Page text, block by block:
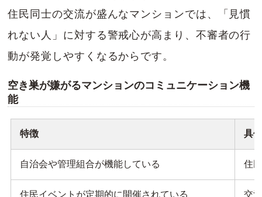
住民同士の交流が盛んなマンションでは、「見慣
れない人」に対する警戒心が高まり、不審者の行
動が発覚しやすくなるからです。
空き巣が嫌がるマンションのコミュニケーション機
能
特徴 具
自治会や管理組合が機能している 住
住民イベントが定期的に開催されている 交